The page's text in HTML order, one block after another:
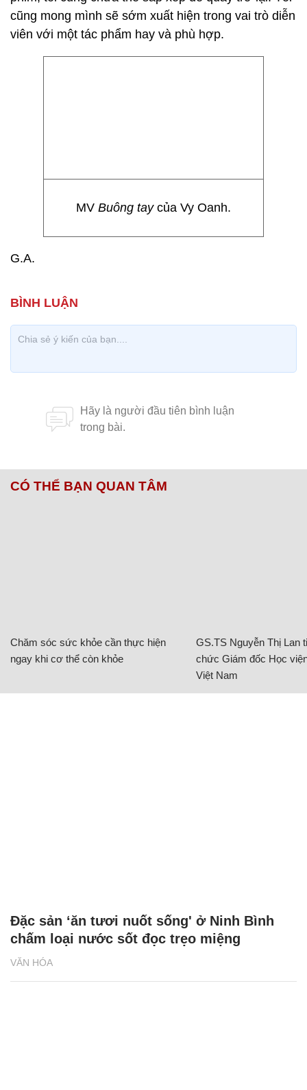
cũng mong mình sẽ sớm xuất hiện trong vai trò diễn
viên với một tác phẩm hay và phù hợp.
MV Buông taycủa Vy Oanh.
G.A.
CÓ THỂ BẠN QUAN TÂM
Chăm sóc sức khỏe cần thực hiện
ngay khi cơ thể còn khỏe
GS.TS Nguyễn Thị Lan
chức Giám đốc Học
Việt Nam
VĂN HÓA
Đặc sản ‘ăn tươi nuốt sống' ở Ninh Bình
chấm loại nước sốt đọc trẹo miệng